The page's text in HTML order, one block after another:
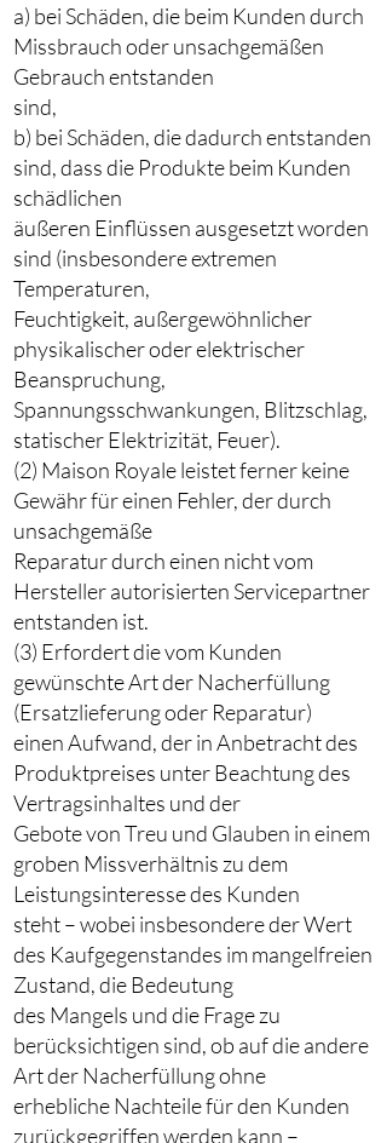
a) bei Schäden, die beim Kunden durch
Missbrauch oder unsachgemäßen
Gebrauch entstanden
sind,
b) bei Schäden, die dadurch entstanden
sind, dass die Produkte beim Kunden
schädlichen
äußeren Einflüssen ausgesetzt worden
sind (insbesondere extremen
Temperaturen,
Feuchtigkeit, außergewöhnlicher
physikalischer oder elektrischer
Beanspruchung,
Spannungsschwankungen, Blitzschlag,
statischer Elektrizität, Feuer).
(2) Maison Royale leistet ferner keine
Gewähr für einen Fehler, der durch
unsachgemäße
Reparatur durch einen nicht vom
Hersteller autorisierten Servicepartner
entstanden ist.
(3) Erfordert die vom Kunden
gewünschte Art der Nacherfüllung
(Ersatzlieferung oder Reparatur)
einen Aufwand, der in Anbetracht des
Produktpreises unter Beachtung des
Vertragsinhaltes und der
Gebote von Treu und Glauben in einem
groben Missverhältnis zu dem
Leistungsinteresse des Kunden
steht – wobei insbesondere der Wert
des Kaufgegenstandes im mangelfreien
Zustand, die Bedeutung
des Mangels und die Frage zu
berücksichtigen sind, ob auf die andere
Art der Nacherfüllung ohne
erhebliche Nachteile für den Kunden
zurückgegriffen werden kann –